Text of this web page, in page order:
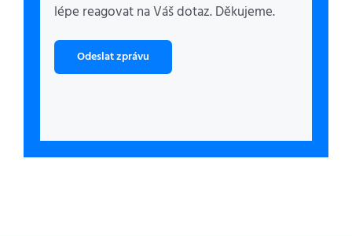
lépe reagovat na Váš dotaz. Děkujeme.